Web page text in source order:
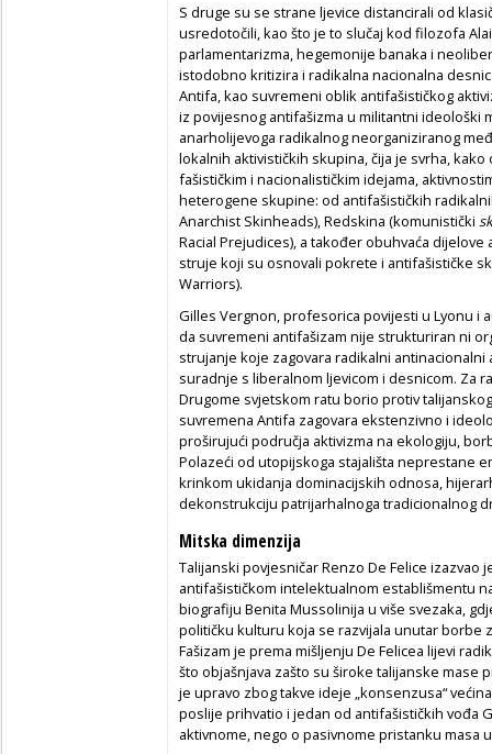
S druge su se strane ljevice distancirali od
usredotočili, kao što je to slučaj kod filozofa
parlamentarizma, hegemonije banaka i
istodobno kritizira i radikalna nacionalna
Antifa, kao suvremeni oblik antifašističkog
iz povijesnog antifašizma u militantni ideološki
anarholijevoga radikalnog neorganiziranog
lokalnih aktivističkih skupina, čija je svrha,
fašističkim i nacionalističkim idejama,
heterogene skupine: od antifašističkih
Anarchist Skinheads), Redskina (komunistički
Racial Prejudices), a također obuhvaća
struje koji su osnovali pokrete i antifašističke
Warriors).
Gilles Vergnon, profesorica povijesti u Lyonu i
da suvremeni antifašizam nije strukturiran ni
strujanje koje zagovara radikalni antinacionalni
suradnje s liberalnom ljevicom i desnicom. Za
Drugome svjetskom ratu borio protiv
suvremena Antifa zagovara ekstenzivno i
proširujući područja aktivizma na ekologiju,
Polazeći od utopijskoga stajališta neprestane
krinkom ukidanja dominacijskih odnosa,
dekonstrukciju patrijarhalnoga tradicionalnog
Mitska dimenzija
Talijanski povjesničar Renzo De Felice
antifašističkom intelektualnom establišmentu
biografiju Benita Mussolinija u više svezaka,
političku kulturu koja se razvijala unutar borbe
Fašizam je prema mišljenju De Felicea lijevi
što objašnjava zašto su široke talijanske mase
je upravo zbog takve ideje „konsenzusa“
poslije prihvatio i jedan od antifašističkih vođa
aktivnome, nego o pasivnome pristanku masa